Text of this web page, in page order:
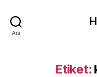
Ara
Etiket: